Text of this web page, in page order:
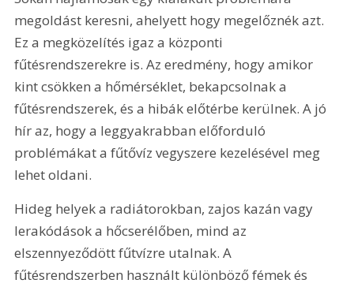
megoldást keresni, ahelyett hogy megelőznék azt.
Ez a megközelítés igaz a központi
fűtésrendszerekre is. Az eredmény, hogy amikor
kint csökken a hőmérséklet, bekapcsolnak a
fűtésrendszerek, és a hibák előtérbe kerülnek. A jó
hír az, hogy a leggyakrabban előforduló
problémákat a fűtővíz vegyszere kezelésével meg
lehet oldani.
Hideg helyek a radiátorokban, zajos kazán vagy
lerakódások a hőcserélőben, mind az
elszennyeződött fűtvízre utalnak. A
fűtésrendszerben használt különböző fémek és